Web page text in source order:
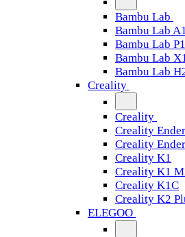
Bambu Lab
Bambu Lab
Bambu Lab
Bambu Lab
Bambu Lab
Creality
Creality
Creality
Creality
Creality K1
Creality K1
Creality K1C
Creality K2
ELEGOO